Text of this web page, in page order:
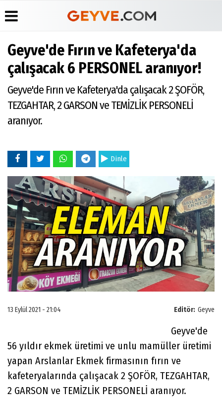
Üye Paneli
Haber
Arşivi
Haberleri
Anketler
Biyografiler
Köşe
Yazarları
Video
Galeri
Foto
İlkeleri
Medyabar.com
Künye
İletişim
Geyve'de Fırın ve Kafeterya'da
çalışacak 6 PERSONEL aranıyor!
Geyve'de Fırın ve Kafeterya'da çalışacak 2 ŞOFÖR,
TEZGAHTAR, 2 GARSON ve TEMİZLİK PERSONELİ
aranıyor.
Dinle
Editör: Geyve
13 Eylül 2021 - 21:04
Geyve'de
56 yıldır ekmek üretimi ve unlu mamüller üretimi
yapan Arslanlar Ekmek firmasının fırın ve
kafeteryalarında çalışacak 2 ŞOFÖR, TEZGAHTAR,
2 GARSON ve TEMİZLİK PERSONELİ aranıyor.